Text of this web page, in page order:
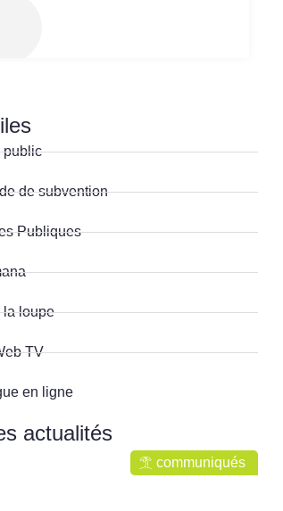
public
de subvention
Publiques
la loupe
TV
en ligne
actualités
communiqués